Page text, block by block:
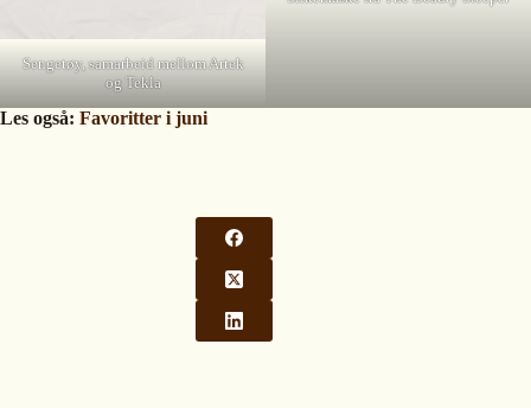
Sengetøy, samarbeid mellom Artek
og Tekla
Les også: Favoritter i juni